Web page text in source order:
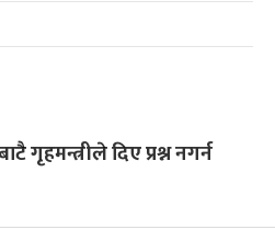
गृहमन्त्रीले दिए प्रश्न नगर्न